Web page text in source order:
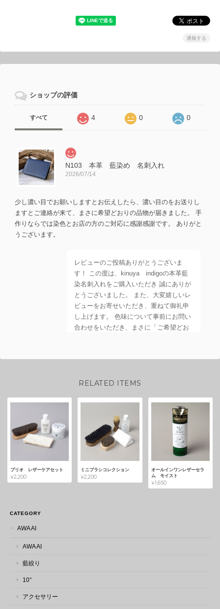
通報する
ショップの評価
すべて 4 0 0
N103 本革 藍染め 名刺入れ
2026/07/14
少し濃い目でお願いしますとお伝えしたら、濃い目のをお送りし
ますとご連絡が来て、まさに希望どおりの品物が届きました。 手
作りならでは染色とお店の方のご対応に感謝感謝です。 ありがと
うございます。
レビューのご投稿ありがとうございま
す！ この度は、kinuya indigoの本革藍
染名刺入れをご購入いただき 誠にありが
とうございました。 また、大変嬉しいレ
ビューをお寄せいただき、重ねて御礼申
し上げます。 色味について事前にお問い
合わせをいただき、まさに「ご希望どお
一点一点異なる本藍染の風合いを、その
ます。 本革の藍染めは、お使いいただく
化（経年変化）していきます。 ぜひ長く
ご愛用いただき、お客様だけの名刺入れ
に育てていただけますと幸いです。 また
のご利用を、心よりお待ちしておりま
す。
ます。 この度は素敵なご縁をありがとうございました。 また機会
がありましたら、宜しくお願い致します。
RELATED ITEMS
ブリオ レザーケアセット
¥2,200
ミニブラシコレクション
¥2,200
オールインワンレザーセラ
ム モイスト
¥1,650
CATEGORY
AWA AI
AWA AI
藍絞り
10°
アクセサリー